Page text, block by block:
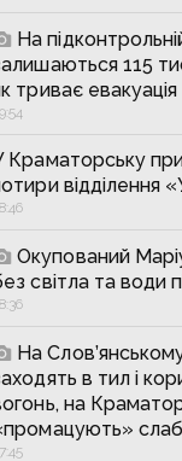
На
115
триває евакуація
Краматорську
відділення
Окупований
світла та води
На
в тил і
на